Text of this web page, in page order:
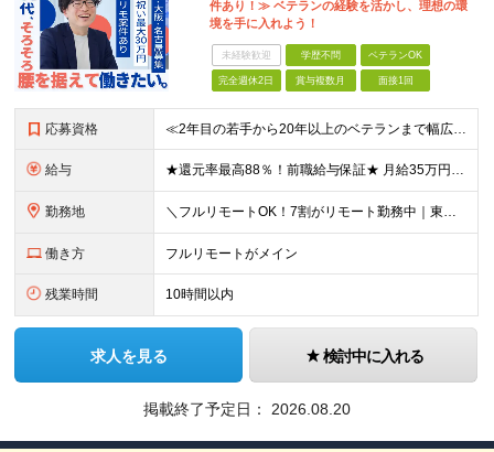
件あり！≫ ベテランの経験を活かし、理想の環
境を手に入れよう！
未経験歓迎 学歴不問 ベテランOK
完全週休2日 賞与複数月 面接1回
応募資格 ≪2年目の若手から20年以上のベテランまで幅広く活躍！≫ ■インフラエンジニアとしての実務経験をお持ちの方 ┗サーバ・ネットワークいずれかのみでも可 ┗オンプレミスのみ経験者もOK ┗リーダー経験など
給与 ★還元率最高88％！前職給与保証★ 月給35万円～＋賞与年2回 ★還元率は案件単価の76～88％！ ★入社祝い金10～30万円！住宅・在宅・家族など手当充実！ ◎経験・スキルなどを考慮し、優遇し
勤務地 ＼フルリモートOK！7割がリモート勤務中｜東京・愛知・大阪で積極採用中！／ 東京・神奈川・千葉・埼玉、大阪・京都・兵庫・滋賀、愛知などのプロジェクト先、または在宅勤務 ★転勤なし ★希望するエリアで
働き方 フルリモートがメイン
残業時間 10時間以内
求人を見る 検討中に入れる
掲載終了予定日： 2026.08.20